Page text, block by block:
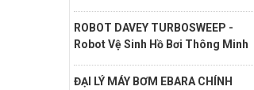
ROBOT DAVEY TURBOSWEEP -
Robot Vệ Sinh Hồ Bơi Thông Minh
ĐẠI LÝ MÁY BƠM EBARA CHÍNH